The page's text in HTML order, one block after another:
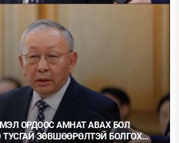
Ц.МОНГОЛ: НЭГ ГЭРЭЭГ ГЭМТ ХЭРЭГ
НЬ ОРХИХ НЬ ШУДАРГА ЁС УУ?